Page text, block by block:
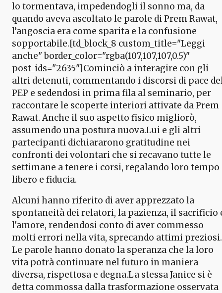
lo tormentava, impedendogli il sonno ma, da
quando aveva ascoltato le parole di Prem Rawat,
l’angoscia era come sparita e la confusione
sopportabile.[td_block_8 custom_title="Leggi
anche" border_color="rgba(107,107,107,0.5)"
post_ids="2635"]Cominciò a interagire con gli
altri detenuti, commentando i discorsi di pace
PEP e sedendosi in prima fila al seminario, per
raccontare le scoperte interiori attivate da Prem
Rawat. Anche il suo aspetto fisico migliorò,
assumendo una postura nuova.Lui e gli altri
partecipanti dichiararono gratitudine nei
confronti dei volontari che si recavano tutte le
settimane a tenere i corsi, regalando loro tempo
libero e fiducia.
Alcuni hanno riferito di aver apprezzato la
spontaneità dei relatori, la pazienza, il sacrificio
l'amore, rendendosi conto di aver commesso
molti errori nella vita, sprecando attimi preziosi.
Le parole hanno donato la speranza che la loro
vita potrà continuare nel futuro in maniera
diversa, rispettosa e degna.La stessa Janice si è
detta commossa dalla trasformazione osservata